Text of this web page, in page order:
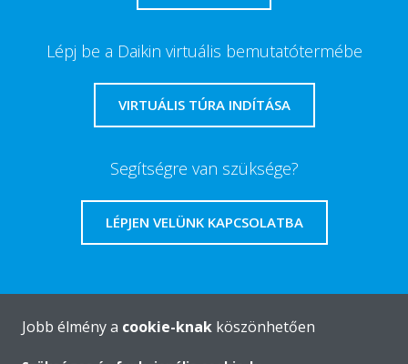
Lépj be a Daikin virtuális bemutatótermébe
VIRTUÁLIS TÚRA INDÍTÁSA
Segítségre van szüksége?
LÉPJEN VELÜNK KAPCSOLATBA
A Daikin-ról
Jobb élmény a cookie-knak köszönhetően